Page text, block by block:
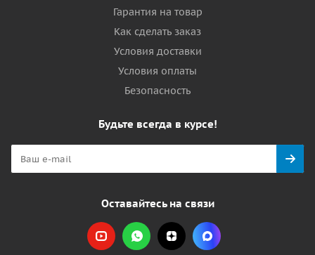
Гарантия на товар
Как сделать заказ
Условия доставки
Условия оплаты
Безопасность
Будьте всегда в курсе!
Оставайтесь на связи